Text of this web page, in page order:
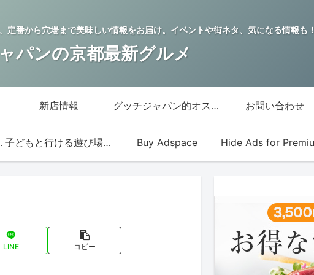
番から穴場まで美味しい情報をお届け。イベントや街ネタ、気になる情報も！
パンの京都最新グルメ
新店情報 グッチジャパン的オススメ店 お問い合わせ
の店 子どもと行ける遊び場・お店 Buy Adspace
LINE コピー